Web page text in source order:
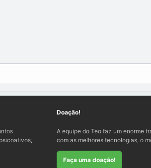
Doação!
A equipe do Teo faz um enorme
com as melhores tecnologias, o
Faça uma doação!